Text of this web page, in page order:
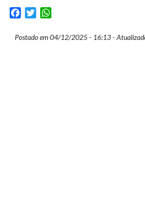
Facebook
Twitter
Postado em 04/12/2025 - 16:13 -